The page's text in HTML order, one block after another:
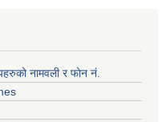
नामवली र फाेन न‌ं.